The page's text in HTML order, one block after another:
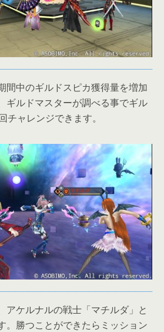
間中のギルドスピカ獲得量を増加
ギルドマスターが調べる事でギル
チャレンジできます。
アケルナルの戦士「マチルダ」と
。勝つことができたらミッション